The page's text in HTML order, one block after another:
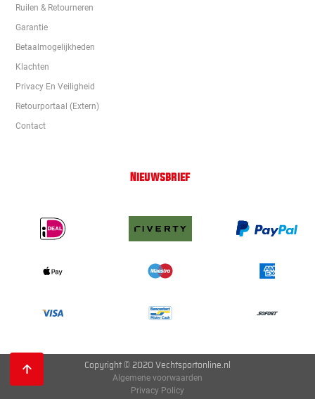
Ruilen & Retourneren
Garantie
Betaalmogelijkheden
Klachten
Privacy En Veiligheid
Retourportaal (extern)
Contact
Nieuwsbrief
Copyright © 2020 Vechtsportonline.nl
Algemene voorwaarden
Privacy Policy